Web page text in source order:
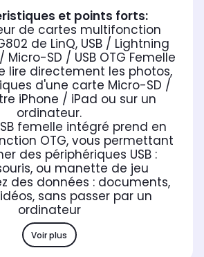
et points forts:
de cartes multifonction
de LinQ, USB / Lightning
Micro-SD / USB OTG Femelle
lire directement les photos,
d'une carte Micro-SD /
iPhone / iPad ou sur un
ordinateur.
femelle intégré prend en
OTG, vous permettant
des périphériques USB :
ou manette de jeu
des données : documents,
sans passer par un
ordinateur
Voir plus